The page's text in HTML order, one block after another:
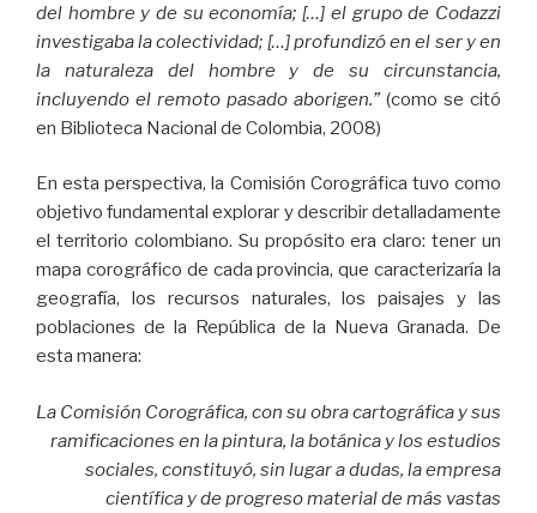
del hombre y de su economía; […] el grupo de Codazzi
investigaba la colectividad; […] profundizó en el ser y en
la naturaleza del hombre y de su circunstancia,
incluyendo el remoto pasado aborigen.” (como se citó
en Biblioteca Nacional de Colombia, 2008)
En esta perspectiva, la Comisión Corográfica tuvo como
objetivo fundamental explorar y describir detalladamente
el territorio colombiano. Su propósito era claro: tener un
mapa corográfico de cada provincia, que caracterizaría la
geografía, los recursos naturales, los paisajes y las
poblaciones de la República de la Nueva Granada. De
esta manera:
La Comisión Corográfica, con su obra cartográfica y sus
ramificaciones en la pintura, la botánica y los estudios
sociales, constituyó, sin lugar a dudas, la empresa
científica y de progreso material de más vastas